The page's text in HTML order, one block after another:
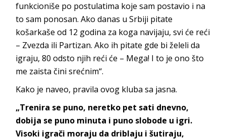
funkcioniše po postulatima koje sam postavio i na
to sam ponosan. Ako danas u Srbiji pitate
košarkaše od 12 godina za koga navijaju, svi će reći
– Zvezda ili Partizan. Ako ih pitate gde bi želeli da
igraju, 80 odsto njih reći će – Mega! I to je ono što
me zaista čini srećnim“.
Kako je naveo, pravila ovog kluba sa jasna.
„Trenira se puno, neretko pet sati dnevno,
dobija se puno minuta i puno slobode u igri.
Visoki igrači moraju da driblaju i šutiraju,